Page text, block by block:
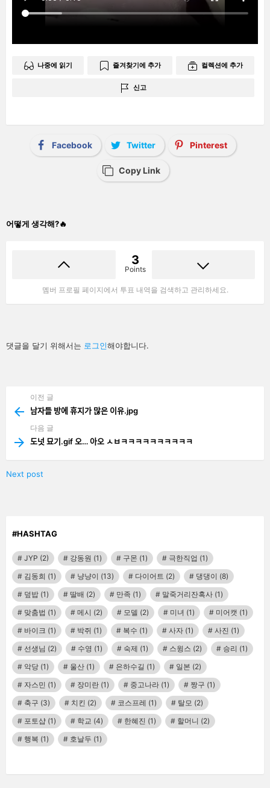
나중에 읽기 즐겨찾기에 추가 컬렉션에 추가
신고
Facebook Twitter Pinterest
Copy Link
어떻게 생각해?🔥
3
Points
멤버 프로필 페이지에서 투표 내역을 검색하고 관리하세요.
답
글
댓글을 달기 위해서는 로그인해야합니다.
more
이전 글
남자들 방에 휴지가 많은 이유.jpg
다음 글
도넛 묘기.gif 오… 아오 ㅅㅂㅋㅋㅋㅋㅋㅋㅋㅋㅋㅋ
Next post
#HASHTAG
JYP (2) 강동원 (1) 구몬 (1) 극한직업 (1)
김동희 (1) 냥냥이 (13) 다이어트 (2) 댕댕이 (8)
덮밥 (1) 딸배 (2) 만족 (1) 말죽거리잔혹사 (1)
맞춤법 (1) 메시 (2) 모델 (2) 미녀 (1) 미어캣 (1)
바이크 (1) 박쥐 (1) 복수 (1) 사자 (1) 사진 (1)
선생님 (2) 수영 (1) 숙제 (1) 스윙스 (2) 승리 (1)
악당 (1) 울산 (1) 은하수길 (1) 일본 (2)
자스민 (1) 장미란 (1) 중고나라 (1) 짱구 (1)
축구 (3) 치킨 (2) 코스프레 (1) 탈모 (2)
포토샵 (1) 학교 (4) 한혜진 (1) 할머니 (2)
행복 (1) 호날두 (1)